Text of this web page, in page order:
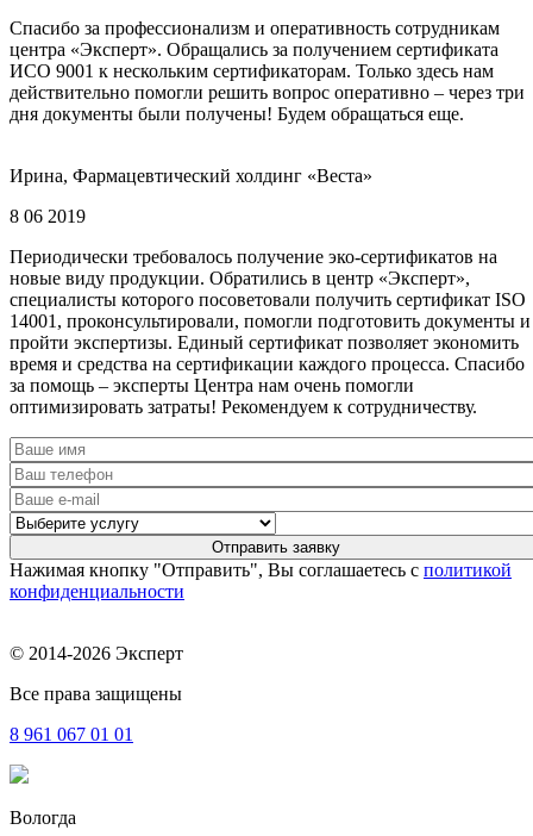
Спасибо за профессионализм и оперативность сотрудникам
центра «Эксперт». Обращались за получением сертификата
ИСО 9001 к нескольким сертификаторам. Только здесь нам
действительно помогли решить вопрос оперативно – через три
дня документы были получены! Будем обращаться еще.
Ирина, Фармацевтический холдинг «Веста»
8 06 2019
Периодически требовалось получение эко-сертификатов на
новые виду продукции. Обратились в центр «Эксперт»,
специалисты которого посоветовали получить сертификат ISO
14001, проконсультировали, помогли подготовить документы и
пройти экспертизы. Единый сертификат позволяет экономить
время и средства на сертификации каждого процесса. Спасибо
за помощь – эксперты Центра нам очень помогли
оптимизировать затраты! Рекомендуем к сотрудничеству.
Нажимая кнопку "Отправить", Вы соглашаетесь с политикой
конфиденциальности
© 2014-2026 Эксперт
Все права защищены
8 961 067 01 01
Вологда